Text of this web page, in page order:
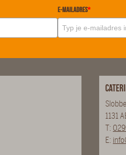
E-mailadres*
1131
T:
E: